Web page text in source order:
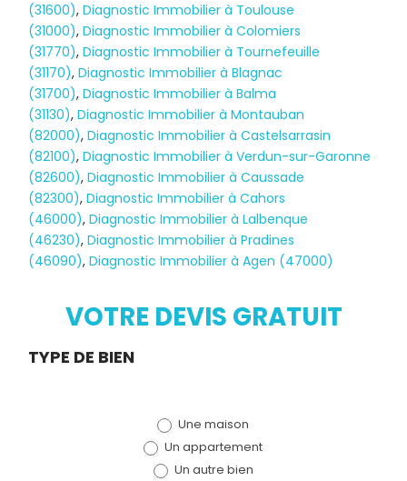
Diagnostic
TERMITES
(31600),Diagnostic Immobilier à Toulouse
(31000),Diagnostic Immobilier à Colomiers
(31770),Diagnostic Immobilier à Tournefeuille
(31170),Diagnostic Immobilier à Blagnac
(31700),Diagnostic Immobilier à Balma
(31130),Diagnostic Immobilier à Montauban
(82000),Diagnostic Immobilier à Castelsarrasin
(82100),Diagnostic Immobilier à Verdun-sur-Garonne
(82600),Diagnostic Immobilier à Caussade
(82300),Diagnostic Immobilier à Cahors
(46000),Diagnostic Immobilier à Lalbenque
(46230),Diagnostic Immobilier à Pradines
(46090),Diagnostic Immobilier à Agen (47000)
VOTRE DEVIS GRATUIT
Demande
TYPE DE BIEN
Une maison
Un appartement
Un autre bien